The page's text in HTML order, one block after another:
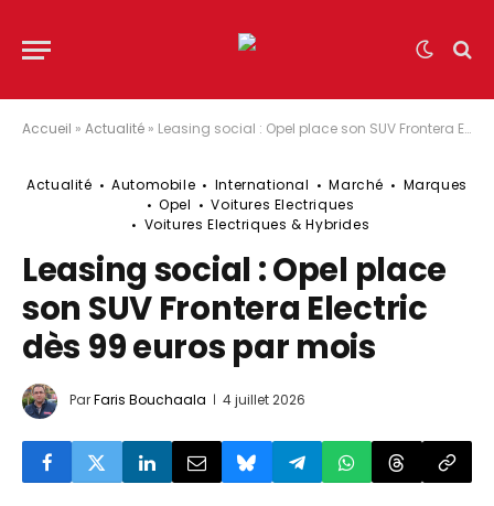
Accueil » Actualité » Leasing social : Opel place son SUV Frontera Electric dès 99 euros par mois
Actualité Automobile International Marché
Marques
Opel
Voitures Electriques
Voitures Electriques & Hybrides
Leasing social : Opel place
son SUV Frontera Electric
dès 99 euros par mois
ParFaris Bouchaala 4 juillet 2026